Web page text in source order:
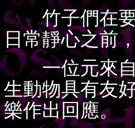
竹子們在要
日常靜心之前
一位元來自
生動物具有友
樂作出回應。